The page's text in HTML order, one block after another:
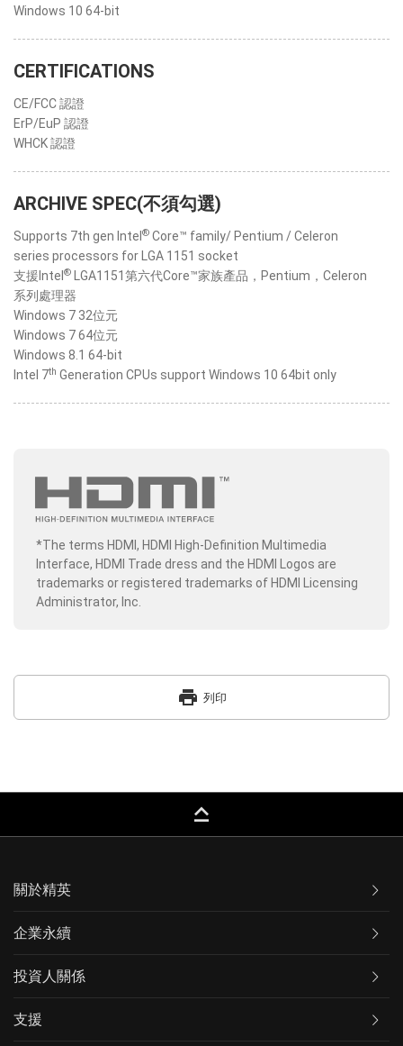
Windows 10 64-bit
CERTIFICATIONS
CE/FCC 認證
ErP/EuP 認證
WHCK 認證
ARCHIVE SPEC(不須勾選)
Supports 7th gen Intel ® Core™ family/ Pentium / Celeron
series processors for LGA 1151 socket
支援Intel ®
LGA1151第六代Core™家族產品，Pentium，Celeron
系列處理器
Windows 7 32位元
Windows 7 64位元
Windows 8.1 64-bit
Intel 7th Generation CPUs support Windows 10 64bit only
*The terms HDMI, HDMI High-Definition Multimedia
Interface, HDMI Trade dress and the HDMI Logos are
trademarks or registered trademarks of HDMI Licensing
Administrator, Inc.
print 列印
keyboard_capslock
關於精英
企業永續
投資人關係
支援